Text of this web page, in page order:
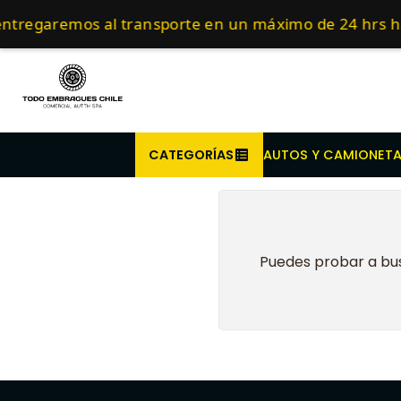
al transporte en un máximo de 24 hrs
CATEGORÍAS AUTOS Y
Compra antes de
Inicio Embragues para
Puedes probar a